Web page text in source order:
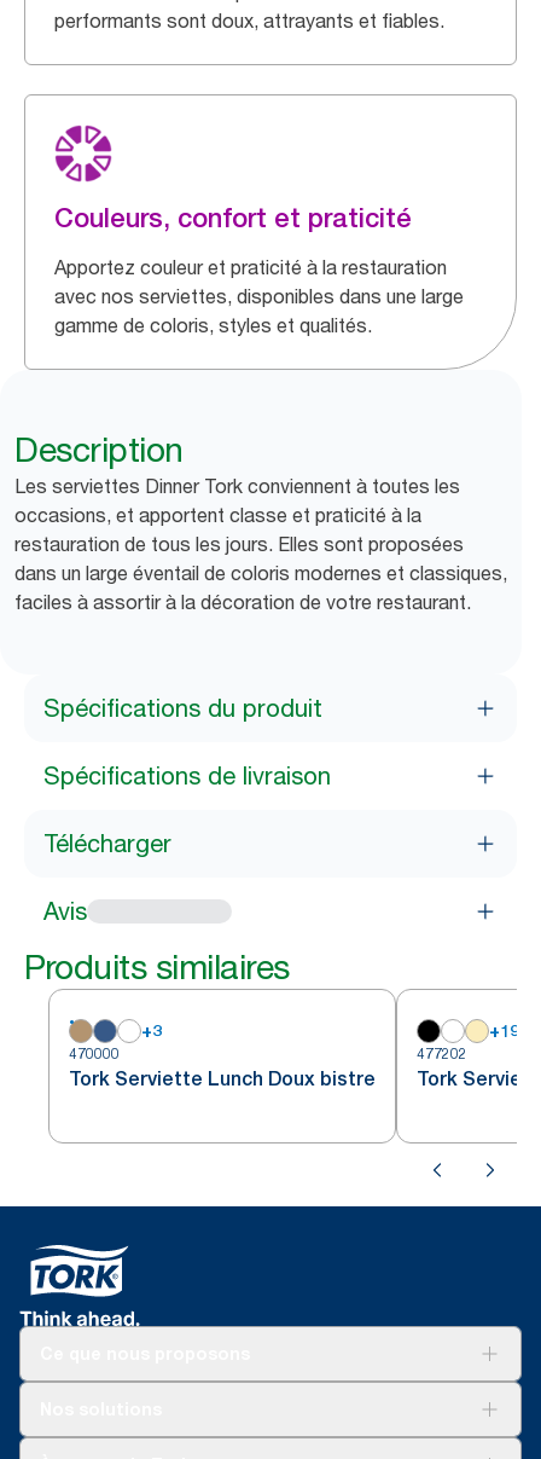
performants sont doux, attrayants et fiables.
Couleurs, confort et praticité
Apportez couleur et praticité à la restauration
avec nos serviettes, disponibles dans une large
gamme de coloris, styles et qualités.
Description
Les serviettes Dinner Tork conviennent à toutes les
occasions, et apportent classe et praticité à la
restauration de tous les jours. Elles sont proposées
dans un large éventail de coloris modernes et classiques,
faciles à assortir à la décoration de votre restaurant.
Spécifications du produit
Spécifications de livraison
Télécharger
Avis
Produits similaires
+3
470000
Tork Serviette Lunch Doux bistre
+19
477202
Tork